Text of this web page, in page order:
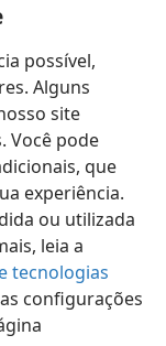
possível,
Alguns
site
Você pode
que
experiência.
ou utilizada
leia a
tecnologias
configurações
seu lugar.
Preferências
of Pennsylvania
JW.ORG Login